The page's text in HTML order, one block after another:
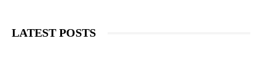
LATEST POSTS